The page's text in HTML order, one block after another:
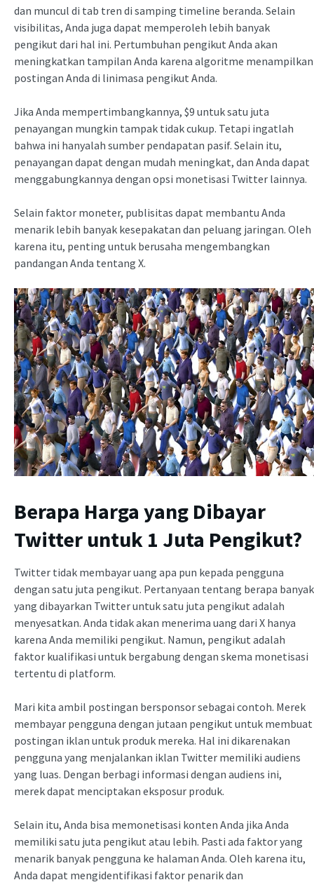
dan muncul di tab tren di samping timeline beranda. Selain
visibilitas, Anda juga dapat memperoleh lebih banyak
pengikut dari hal ini. Pertumbuhan pengikut Anda akan
meningkatkan tampilan Anda karena algoritme menampilkan
postingan Anda di linimasa pengikut Anda.
Jika Anda mempertimbangkannya, $9 untuk satu juta
penayangan mungkin tampak tidak cukup. Tetapi ingatlah
bahwa ini hanyalah sumber pendapatan pasif. Selain itu,
penayangan dapat dengan mudah meningkat, dan Anda dapat
menggabungkannya dengan opsi monetisasi Twitter lainnya.
Selain faktor moneter, publisitas dapat membantu Anda
menarik lebih banyak kesepakatan dan peluang jaringan. Oleh
karena itu, penting untuk berusaha mengembangkan
pandangan Anda tentang X.
Berapa Harga yang Dibayar
Twitter untuk 1 Juta Pengikut?
Twitter tidak membayar uang apa pun kepada pengguna
dengan satu juta pengikut. Pertanyaan tentang berapa banyak
yang dibayarkan Twitter untuk satu juta pengikut adalah
menyesatkan. Anda tidak akan menerima uang dari X hanya
karena Anda memiliki pengikut. Namun, pengikut adalah
faktor kualifikasi untuk bergabung dengan skema monetisasi
tertentu di platform.
Mari kita ambil postingan bersponsor sebagai contoh. Merek
membayar pengguna dengan jutaan pengikut untuk membuat
postingan iklan untuk produk mereka. Hal ini dikarenakan
pengguna yang menjalankan iklan Twitter memiliki audiens
yang luas. Dengan berbagi informasi dengan audiens ini,
merek dapat menciptakan eksposur produk.
Selain itu, Anda bisa memonetisasi konten Anda jika Anda
memiliki satu juta pengikut atau lebih. Pasti ada faktor yang
menarik banyak pengguna ke halaman Anda. Oleh karena itu,
Anda dapat mengidentifikasi faktor penarik dan